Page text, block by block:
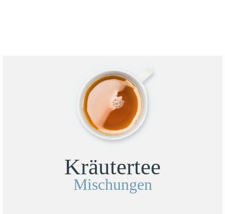
Kräutertee
Mischungen